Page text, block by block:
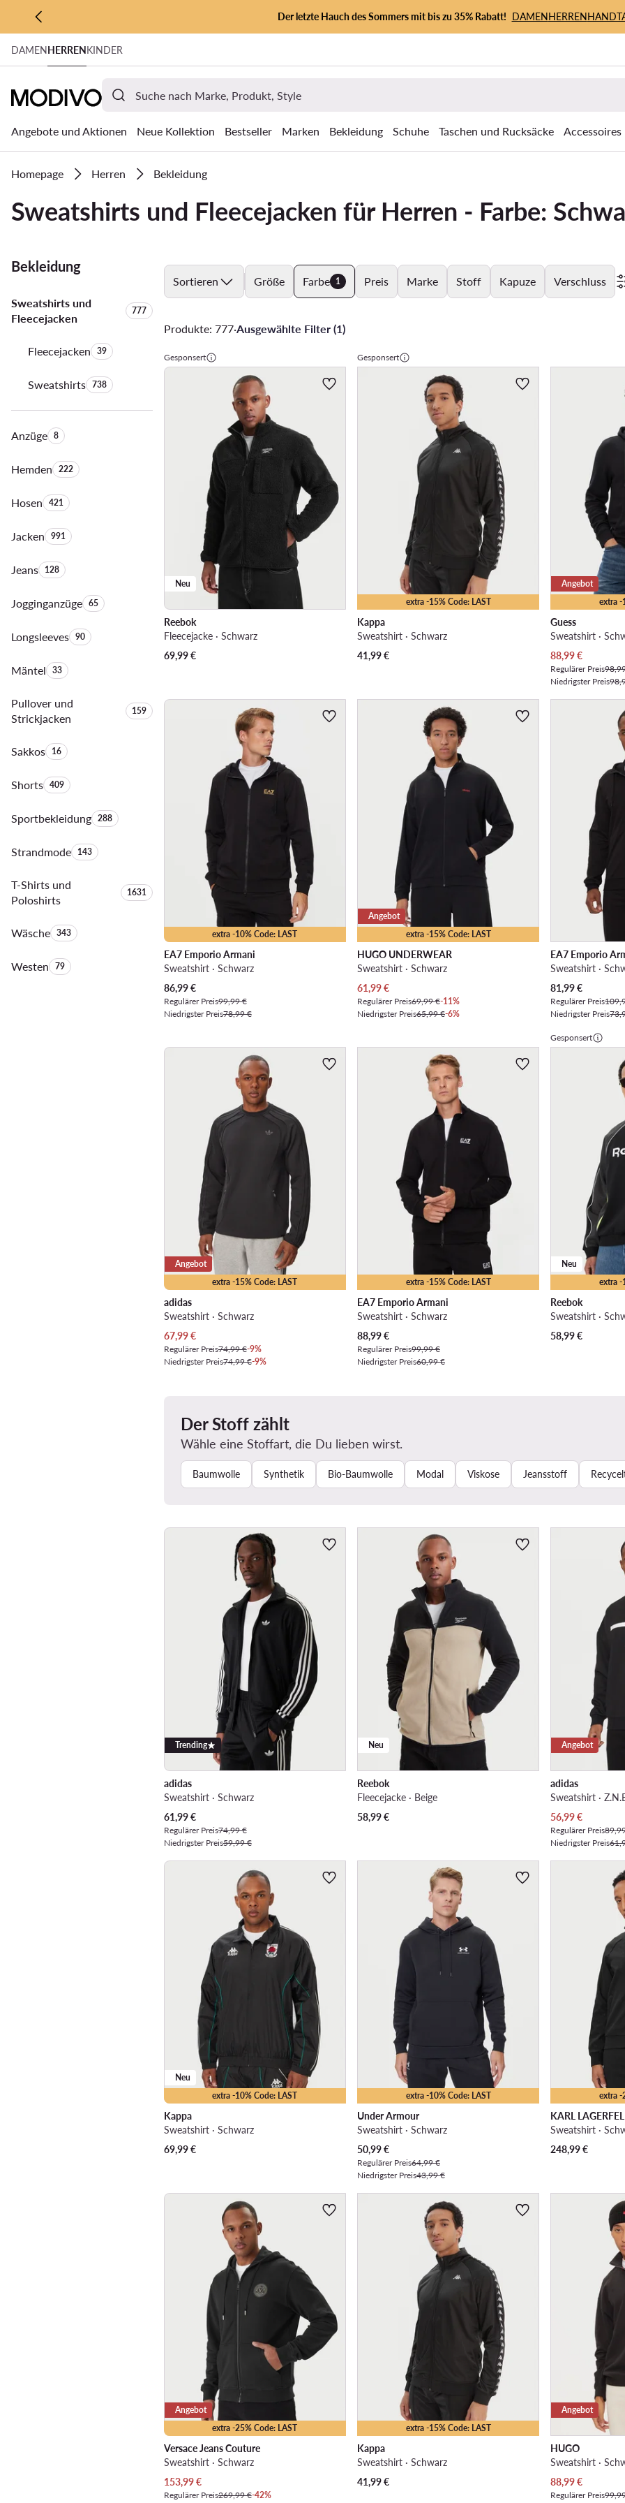
ZUM HAUPTINHALT SPRINGEN
ZUR SUCHE
Der letzte Hauch des Sommers mit bis zu 35% Rabatt! DAMENHERREN
DAMENHERRENKINDER
Angebote und Aktionen Neue Kollektion Bestseller Marken Bekleidung Schuhe Taschen und Rucksäcke Accessoires
Homepage Herren Bekleidung
Sweatshirts und Fleecejacken für Herren - Farbe:
Bekleidung
Sweatshirts und
Fleecejacken
Anzahl der Produkte:
777
FleecejackenAnzahl der Produkte:
39
SweatshirtsAnzahl der Produkte:
738
AnzügeAnzahl der Produkte:
8
HemdenAnzahl der Produkte:
222
HosenAnzahl der Produkte:
421
JackenAnzahl der Produkte:
991
JeansAnzahl der Produkte:
128
JogginganzügeAnzahl der Produkte:
65
LongsleevesAnzahl der Produkte:
90
MäntelAnzahl der Produkte:
33
Pullover und
Strickjacken
Anzahl der Produkte:
159
SakkosAnzahl der Produkte:
16
ShortsAnzahl der Produkte:
409
SportbekleidungAnzahl der Produkte:
288
StrandmodeAnzahl der Produkte:
143
T-Shirts und
Poloshirts
Anzahl der Produkte:
1631
WäscheAnzahl der Produkte:
343
WestenAnzahl der Produkte:
79
Sortieren Größe Farbe 1 Preis Marke Stoff Kapuze Verschluss
Produkte: 777·Ausgewählte Filter (1)
Gesponsert
Neu
Reebok
Fleecejacke · Schwarz
69,99€
Gesponsert
extra -15% Code: LAST
Kappa
Sweatshirt · Schwarz
41,99€
extra -
Angebot
Guess
Sweatshirt ·
Aktueller Preis
88,99€
Regulärer Preis
Niedrigster Preis
extra -10% Code: LAST
EA7 Emporio Armani
Sweatshirt · Schwarz
Aktueller Preis
86,99€
Regulärer Preis99,99 €
Niedrigster Preis78,99 €
extra -15% Code: LAST
Angebot
HUGO UNDERWEAR
Sweatshirt · Schwarz
Aktueller Preis
61,99€
Regulärer Preis69,99 €-11%
Niedrigster Preis65,99 €-6%
EA7 Emporio
Sweatshirt ·
Aktueller Preis
81,99€
Regulärer Preis
Niedrigster Preis
extra -15% Code: LAST
Angebot
adidas
Sweatshirt · Schwarz
Aktueller Preis
67,99€
Regulärer Preis74,99 €-9%
Niedrigster Preis74,99 €-9%
extra -15% Code: LAST
EA7 Emporio Armani
Sweatshirt · Schwarz
Aktueller Preis
88,99€
Regulärer Preis99,99 €
Niedrigster Preis60,99 €
Gesponsert
extra -
Neu
Reebok
Sweatshirt ·
58,99€
Der Stoff zählt
Wähle eine Stoffart, die Du lieben wirst.
Baumwolle Synthetik Bio-Baumwolle Modal Viskose Jeansstoff
Trending
adidas
Sweatshirt · Schwarz
Aktueller Preis
61,99€
Regulärer Preis74,99 €
Niedrigster Preis59,99 €
Neu
Reebok
Fleecejacke · Beige
58,99€
Angebot
adidas
Sweatshirt ·
Aktueller Preis
56,99€
Regulärer Preis
Niedrigster Preis
extra -10% Code: LAST
Neu
Kappa
Sweatshirt · Schwarz
69,99€
extra -10% Code: LAST
Under Armour
Sweatshirt · Schwarz
Aktueller Preis
50,99€
Regulärer Preis64,99 €
Niedrigster Preis43,99 €
extra -
KARL
Sweatshirt ·
248,99€
extra -25% Code: LAST
Angebot
Versace Jeans Couture
Sweatshirt · Schwarz
Aktueller Preis
153,99€
Regulärer Preis269,99 €-42%
extra -15% Code: LAST
Kappa
Sweatshirt · Schwarz
41,99€
Angebot
HUGO
Sweatshirt ·
Aktueller Preis
88,99€
Regulärer Preis